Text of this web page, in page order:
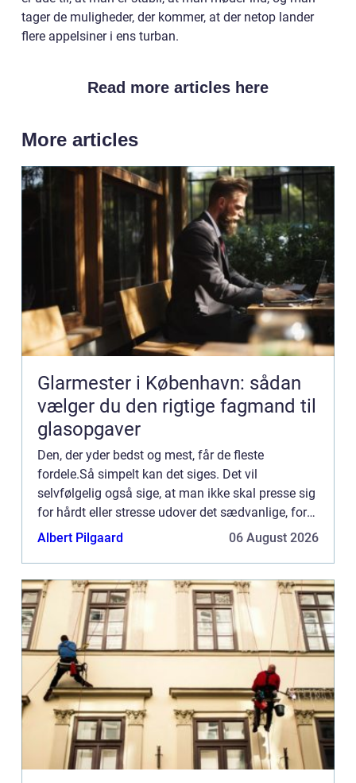
tager de muligheder, der kommer, at der netop lander
flere appelsiner i ens turban.
Read more articles here
More articles
Glarmester i København: sådan
vælger du den rigtige fagmand til
glasopgaver
Den, der yder bedst og mest, får de fleste
fordele.Så simpelt kan det siges. Det vil
selvfølgelig også sige, at man ikke skal presse sig
for hårdt eller stresse udover det sædvanlige, for
man skal stadig passe på ens helbred. Det duer jo
Albert Pilgaard 06 August 2026